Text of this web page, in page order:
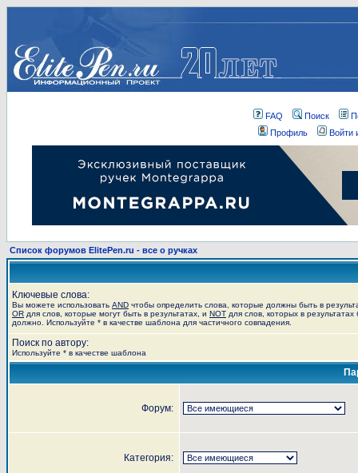
FAQ Поиск
Профиль
Войти
Список форумов ElitePen.ru - все о ручках
Ключевые слова:
Вы можете использовать AND чтобы определить слова, которые должны быть в
OR для слов, которые могут быть в результатах, и NOT для слов, которых в результатах
должно. Используйте * в качестве шаблона для частичного совпадения.
Поиск по автору:
Используйте * в качестве шаблона
Форум:
Категория: